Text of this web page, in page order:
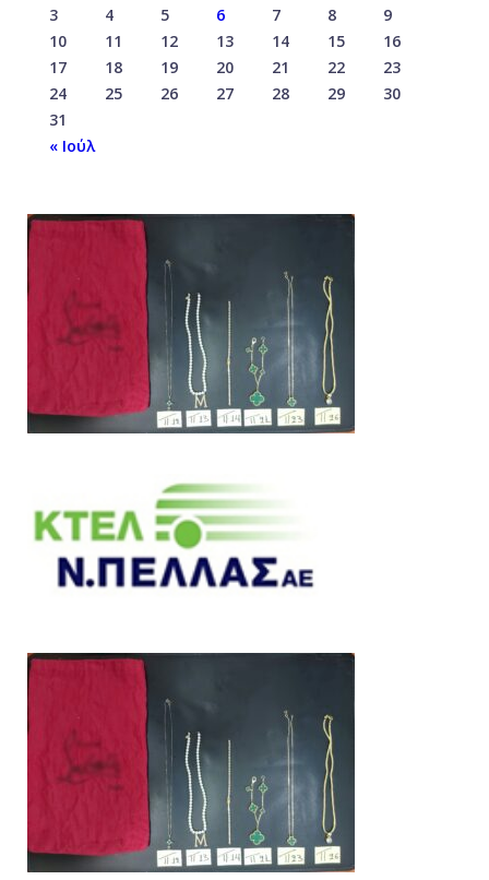
3
4 5 6 7 8
9
10
11 12 13 14 15
16
17
18 19 20 21 22
23
24
25 26 27 28 29
30
31
« Ιούλ